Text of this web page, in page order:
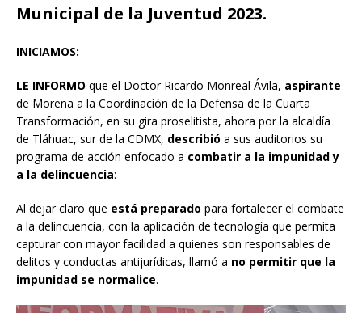
Municipal de la Juventud 2023.
INICIAMOS:
LE INFORMO que el Doctor Ricardo Monreal Ávila, aspirante
de Morena a la Coordinación de la Defensa de la Cuarta
Transformación, en su gira proselitista, ahora por la alcaldía
de Tláhuac, sur de la CDMX, describió a sus auditorios su
programa de acción enfocado a combatir a la impunidad y
a la delincuencia:
Al dejar claro que está preparado para fortalecer el combate
a la delincuencia, con la aplicación de tecnología que permita
capturar con mayor facilidad a quienes son responsables de
delitos y conductas antijurídicas, llamó a no permitir que la
impunidad se normalice.